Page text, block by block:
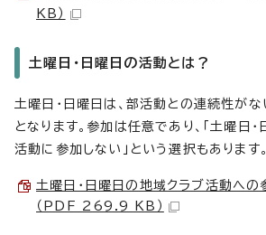
KB）
土曜日・日曜日の活動とは？
土曜日・日曜日は、部活動との連続性がな
となります。参加は任意であり、「土曜日
活動に参加しない」という選択もあります。
土曜日・日曜日の地域クラブ活動への
（PDF 269.9 KB）